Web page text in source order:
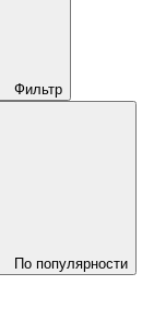
Фильтр
По популярности